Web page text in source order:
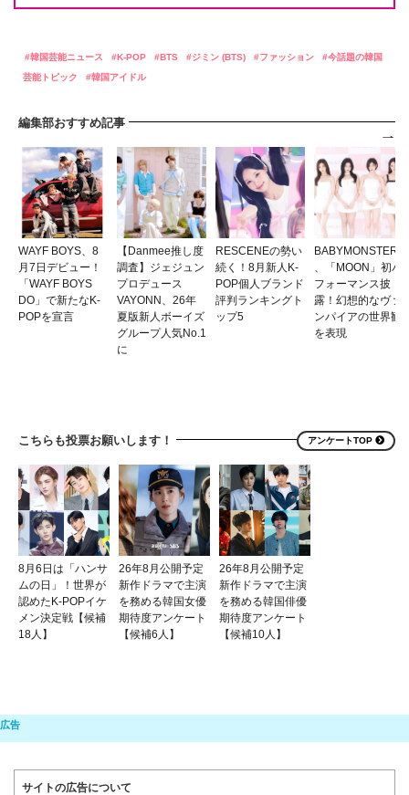
韓国芸能ニュース K-POP BTS ジミン (BTS) ファッション
今話題の韓国
芸能トピック
韓国アイドル
編集部おすすめ記事
WAYF BOYS、8
月7日デビュー！
「WAYF BOYS
DO」で新たなK-
POPを宣言
【Danmee推し度
調査】ジェジュン
プロデュース
VAYONN、26年
夏版新人ボーイズ
グループ人気No.1
に
RESCENEの勢い
続く！8月新人K-
POP個人ブランド
評判ランキングト
ップ5
BABYMONSTER
、「MOON」初パ
フォーマンス披
露！幻想的なヴァ
ンパイアの世界観
を表現
こちらも投票お願いします！ アンケートTOP
8月6日は「ハンサ
ムの日」！世界が
認めたK-POPイケ
メン決定戦【候補
18人】
26年8月公開予定
新作ドラマで主演
を務める韓国女優
期待度アンケート
【候補6人】
26年8月公開予定
新作ドラマで主演
を務める韓国俳優
期待度アンケート
【候補10人】
サイトの広告について